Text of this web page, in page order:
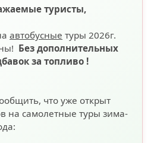
туристы,
автобусные туры 2026г.
Без дополнительных
за топливо !
что уже открыт
на самолетные туры зима-